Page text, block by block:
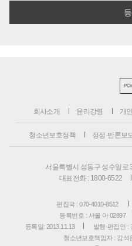
PC
회사소개 윤리강령 개
청소년보호정책 정정·반론보
서울특별시 성동구 성수일로
대표전화 : 1800-6522
편집국 : 070-4010-8512
등록번호 : 서울 아 02897
등록일: 2013.11.13
발행·편집인 :
청소년보호책임자 : 강석